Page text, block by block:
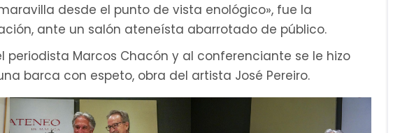
desde el punto de vista enológico», fue la
ante un salón ateneísta abarrotado de público.
periodista Marcos Chacón y al conferenciante se le hizo
barca con espeto, obra del artista José Pereiro.